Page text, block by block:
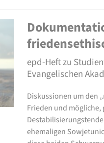
epd-Heft zu
Evangelischen
Diskussionen um den
Frieden und mögliche,
ehemaligen